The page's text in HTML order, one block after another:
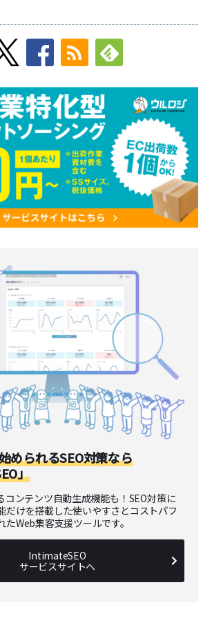
められるSEO対策なら
」
コンテンツ自動生成機能も！SEO対策に
だけを搭載した使いやすさとコストパフ
たWeb集客支援ツールです。
IntimateSEO
サービスサイトへ